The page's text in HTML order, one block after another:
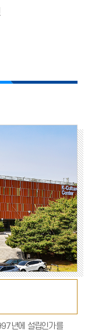
년에 설립인가를